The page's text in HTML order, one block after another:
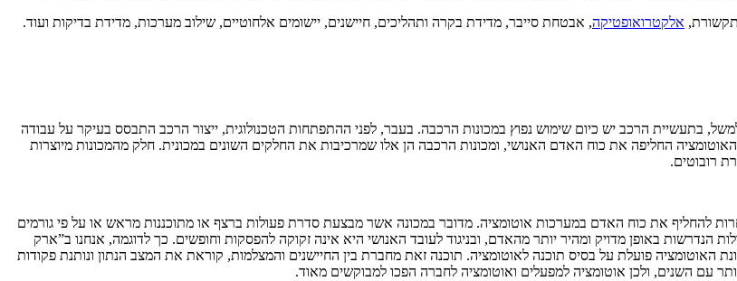
אלקטרואופטיקה, אבטחת סייבר, מדידת בקרה ותהליכים, חיישנים, יישומים אלחוטיים, שילוב מערכות, מדידת בדיקות ועוד.
בתעשיית הרכב יש כיום שימוש נפוץ במכונות הרכבה. בעבר, לפני ההתפתחות הטכנולוגית, ייצור הרכב התבסס בעיקר על עבודה
החליפה את כוח האדם האנושי, ומכונות הרכבה הן אלו שמרכיבות את החלקים השונים במכונית. חלק מהמכונות מיוצרות
רובוטים.
להחליף את כוח האדם במערכות אוטומציה. מדובר במכונה אשר מבצעת סדרת פעולות ברצף או מתוכננות מראש או על פי גורמים
באופן מדויק ומהיר יותר מהאדם, ובניגוד לעובד האנושי היא אינה זקוקה להפסקות וחופשים. כך לדוגמה, אנחנו ב”ארק
האוטומציה פועלת על בסיס תוכנה לאוטומציה. תוכנה זאת מחברת בין החיישנים והמצלמות, קוראת את המצב הנתון ונותנת פקודות
עם השנים, ולכן אוטומציה למפעלים ואוטומציה לחברה הפכו למבוקשים מאוד.